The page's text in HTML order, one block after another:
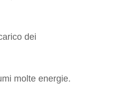
dei
molte energie.